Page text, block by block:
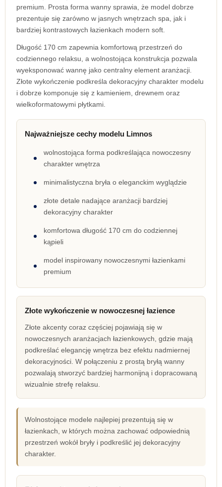
premium. Prosta forma wanny sprawia, że model dobrze
prezentuje się zarówno w jasnych wnętrzach spa, jak i
bardziej kontrastowych łazienkach modern soft.
Długość 170 cm zapewnia komfortową przestrzeń do
codziennego relaksu, a wolnostojąca konstrukcja pozwala
wyeksponować wannę jako centralny element aranżacji.
Złote wykończenie podkreśla dekoracyjny charakter modelu
i dobrze komponuje się z kamieniem, drewnem oraz
wielkoformatowymi płytkami.
Najważniejsze cechy modelu Limnos
wolnostojąca forma podkreślająca nowoczesny
charakter wnętrza
minimalistyczna bryła o eleganckim wyglądzie
złote detale nadające aranżacji bardziej
dekoracyjny charakter
komfortowa długość 170 cm do codziennej
kąpieli
model inspirowany nowoczesnymi łazienkami
premium
Złote wykończenie w nowoczesnej łazience
Złote akcenty coraz częściej pojawiają się w
nowoczesnych aranżacjach łazienkowych, gdzie mają
podkreślać elegancję wnętrza bez efektu nadmiernej
dekoracyjności. W połączeniu z prostą bryłą wanny
pozwalają stworzyć bardziej harmonijną i dopracowaną
wizualnie strefę relaksu.
Wolnostojące modele najlepiej prezentują się w
łazienkach, w których można zachować odpowiednią
przestrzeń wokół bryły i podkreślić jej dekoracyjny
charakter.